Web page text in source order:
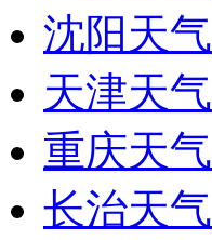
沈阳天气
天津天气
重庆天气
长治天气